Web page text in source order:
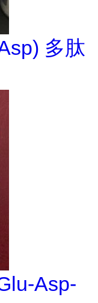
多肽
Asp-